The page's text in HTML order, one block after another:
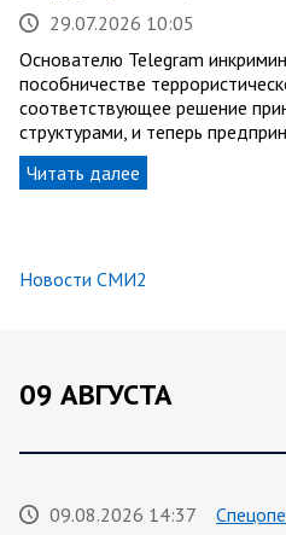
29.07.2026 10:05
Основателю Telegram
пособничестве
соответствующее решение
структурами, и теперь
Читать далее
Новости СМИ2
09 АВГУСТА
09.08.2026 14:37